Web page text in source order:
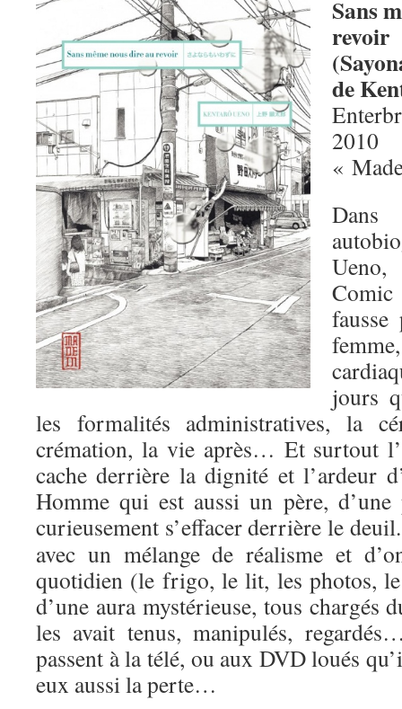
Sans
revoir
de
2010
«
jours
les formalités administratives, la
crémation, la vie après… Et surtout
cache derrière la dignité et l’ardeur
Homme qui est aussi un père,
curieusement s’effacer derrière le deuil.
avec un mélange de réalisme et
quotidien (le frigo, le lit, les photos,
d’une aura mystérieuse, tous chargés
les avait tenus, manipulés,
passent à la télé, ou aux DVD loués
eux aussi la perte…